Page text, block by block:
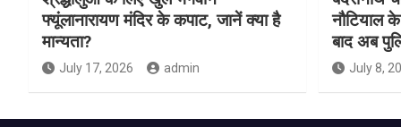
फ्यूंलानारायण मंदिर के कपाट, जानें क्या है
मान्यता?
July 17, 2026 admin
नौटियाल
बाद अब
July 8,